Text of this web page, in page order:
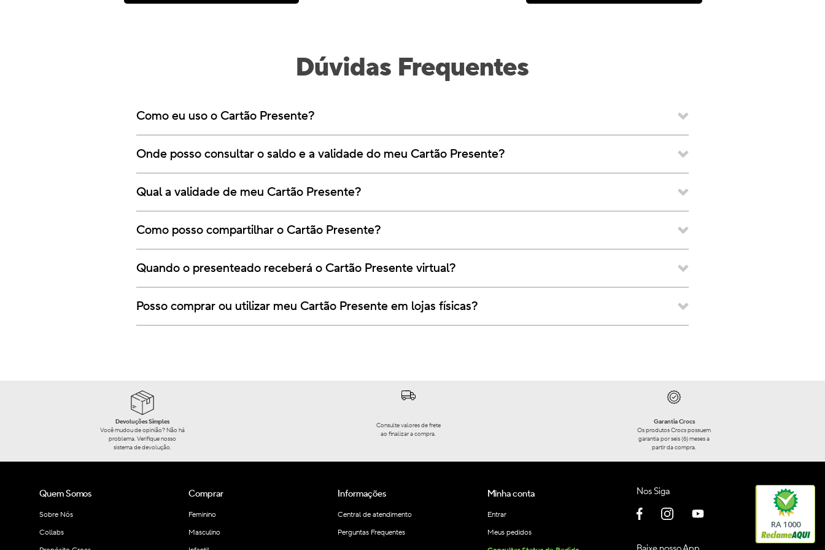
Dúvidas Frequentes
Como eu uso o Cartão Presente?
Onde posso consultar o saldo e a validade do meu Cartão Presente?
Qual a validade de meu Cartão Presente?
Como posso compartilhar o Cartão Presente?
Quando o presenteado receberá o Cartão Presente virtual?
Posso comprar ou utilizar meu Cartão Presente em lojas físicas?
Devoluções Simples
Você mudou de opinião? Não há
problema. Verifique nosso
sistema de devolução.
Consulte valores de frete
ao finalizar a compra.
Garantia Crocs
Os produtos Crocs possuem
garantia por seis (6) meses a
partir da compra.
Quem Somos
Sobre Nós
Collabs
Comprar
Feminino
Masculino
Informações
Central de atendimento
Perguntas Frequentes
Minha conta
Entrar
Meus pedidos
Nos Siga
RA 1000